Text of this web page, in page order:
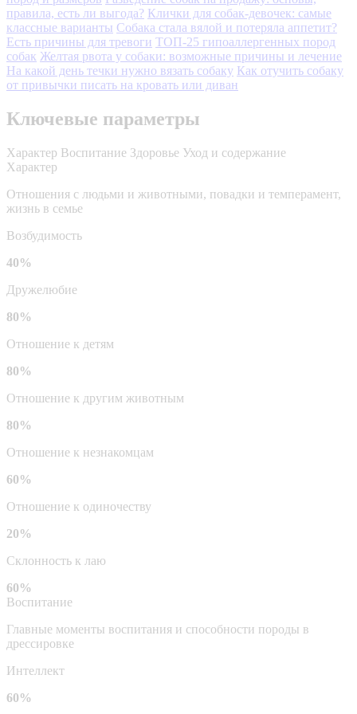
правила, есть ли выгода? Клички для собак-девочек: самые
классные варианты Собака стала вялой и потеряла аппетит?
Есть причины для тревоги ТОП-25 гипоаллергенных пород
собак Желтая рвота у собаки: возможные причины и лечение
На какой день течки нужно вязать собаку Как отучить собаку
от привычки писать на кровать или диван
Ключевые параметры
Характер Воспитание Здоровье Уход и содержание
Характер
Отношения с людьми и животными, повадки и темперамент,
жизнь в семье
Возбудимость
40%
Дружелюбие
80%
Отношение к детям
80%
Отношение к другим животным
80%
Отношение к незнакомцам
60%
Отношение к одиночеству
20%
Склонность к лаю
60%
Воспитание
Главные моменты воспитания и способности породы в
дрессировке
Интеллект
60%